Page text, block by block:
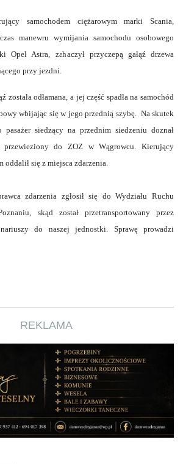
samochodem ciężarowym marki Scania,
manewru wymijania samochodu osobowego
Opel Astra, zahaczył przyczepą gałąź drzewa
przy jezdni.
została odłamana, a jej część spadła na samochód
wbijając się w jego przednią szybę. Na skutek
pasażer siedzący na przednim siedzeniu doznał
przewieziony do ZOZ w Wągrowcu. Kierujący
oddalił się z miejsca zdarzenia.
zdarzenia zgłosił się do Wydziału Ruchu
skąd został przetransportowany przez
do naszej jednostki. Sprawę prowadzi
REKLAMA